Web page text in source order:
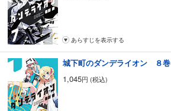
あらすじを表示する
城下町のダンデライオン ８巻
1,045円 (税込)